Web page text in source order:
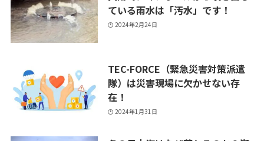
ている雨水は「汚水」です！
2024年2月24日
TEC-FORCE（緊急災害対策派遣
隊）は災害現場に欠かせない存
在！
2024年1月31日